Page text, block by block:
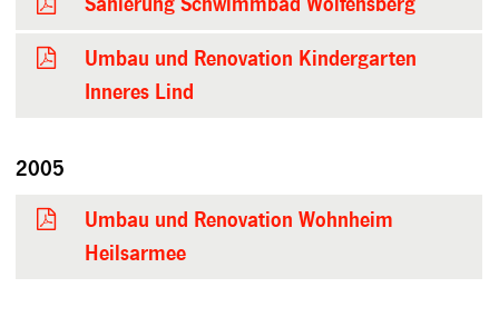
Umbau und Renovation Kindergarten
Inneres Lind
2005
Umbau und Renovation Wohnheim
Heilsarmee